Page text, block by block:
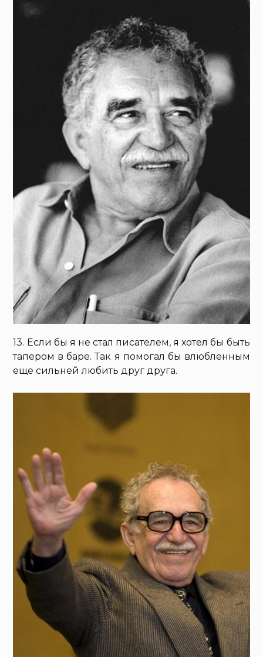
13. Если бы я не стал писателем, я хотел бы быть
тапером в баре. Так я помогал бы влюбленным
еще сильней любить друг друга.